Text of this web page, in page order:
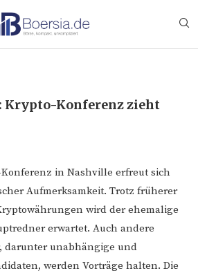
Krypto-Konferenz zieht
in Nashville erfreut sich
Aufmerksamkeit. Trotz früherer
wird der ehemalige
erwartet. Auch andere
darunter unabhängige und
werden Vorträge halten. Die